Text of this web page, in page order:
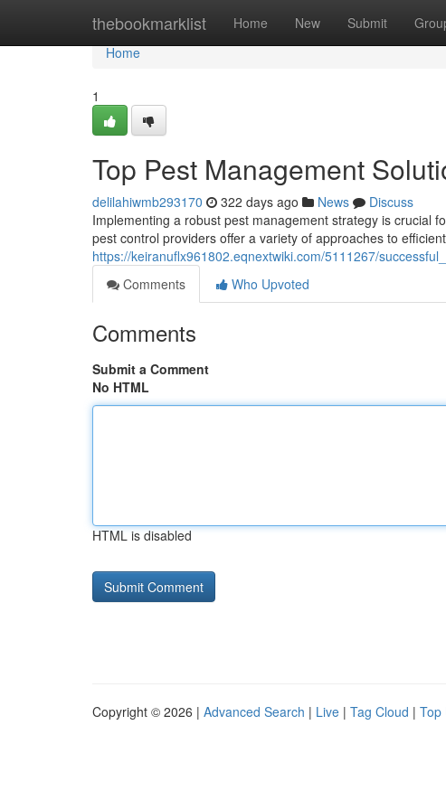
thebookmarklist Home New Submit
Home
Home
1
Top Pest Management
delilahiwmb293170 322 days ago News
Discuss
Implementing a robust pest management strategy is crucial
pest control providers offer a variety of approaches to
https://keiranuflx961802.eqnextwiki.com/5111267/
Comments
Who Upvoted
Comments
Submit a Comment
No HTML
HTML is disabled
Copyright © 2026 | Advanced Search | Live | Tag Cloud | Top